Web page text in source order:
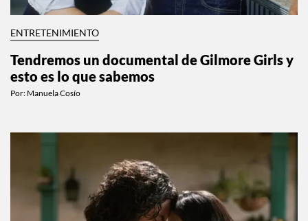
Tendremos un documental de Gilmore Girls y
esto es lo que sabemos
Manuela Cosío